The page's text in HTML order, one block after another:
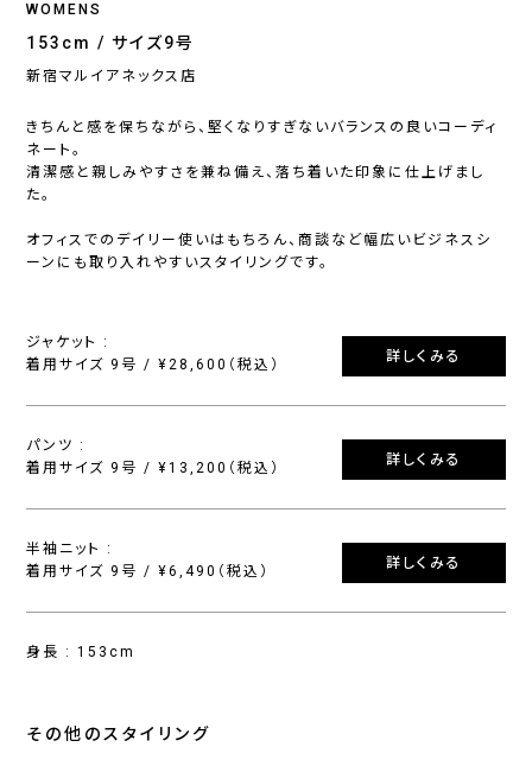
WOMENS
153cm / サイズ9号
新宿マルイアネックス店
きちんと感を保ちながら、堅くなりすぎないバランスの良いコーディ
ネート。
清潔感と親しみやすさを兼ね備え、落ち着いた印象に仕上げまし
た。
オフィスでのデイリー使いはもちろん、商談など幅広いビジネスシ
ーンにも取り入れやすいスタイリングです。
ジャケット :
着用サイズ 9号 / ¥28,600（税込）
詳しくみる
パンツ :
着用サイズ 9号 / ¥13,200（税込）
詳しくみる
半袖ニット :
着用サイズ 9号 / ¥6,490（税込）
詳しくみる
身長 : 153cm
その他のスタイリング